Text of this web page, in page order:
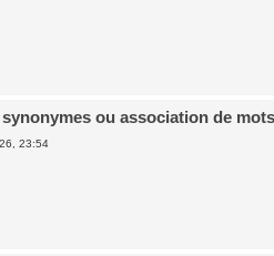
ou association de mots
23:54